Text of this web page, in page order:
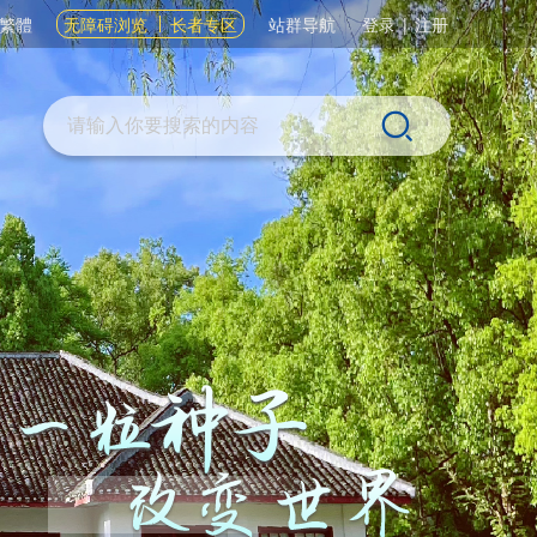
繁體 无障碍浏览 长者专区 站群导航 登录|注册